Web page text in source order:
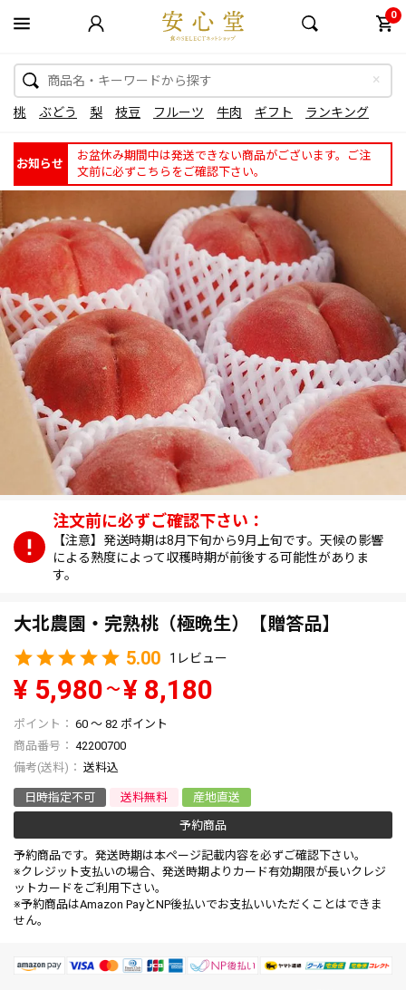
0
桃 ぶどう 梨 枝豆 フルーツ 牛肉 ギフト ランキング
お知らせ
お盆休み期間中は発送できない商品がございます。ご注
文前に必ずこちらをご確認下さい。
【注意】発送時期は8月下旬から9月上旬です。天候の影響
による熟度によって収穫時期が前後する可能性がありま
す。
大北農園・完熟桃（極晩生）【贈答品】
5.00
1
¥ 5,980 〜¥ 8,180
60 〜 82 ポイント
商品番号
42200700
送料込
日時指定不可 送料無料 産地直送
予約商品
予約商品です。発送時期は本ページ記載内容を必ずご確認下さい。
※クレジット支払いの場合、発送時期よりカード有効期限が長いクレジ
ットカードをご利用下さい。
※予約商品はAmazon PayとNP後払いでお支払いいただくことはできま
せん。